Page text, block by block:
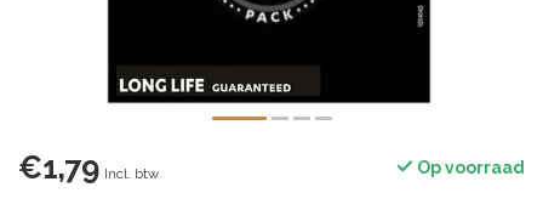
€1,79 Incl. btw Op voorraad